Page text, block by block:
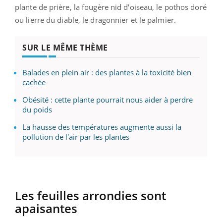
plante de prière, la fougère nid d'oiseau, le pothos doré
ou lierre du diable, le dragonnier et le palmier.
SUR LE MÊME THÈME
Balades en plein air : des plantes à la toxicité bien
cachée
Obésité : cette plante pourrait nous aider à perdre
du poids
La hausse des températures augmente aussi la
pollution de l'air par les plantes
Les feuilles arrondies sont
apaisantes